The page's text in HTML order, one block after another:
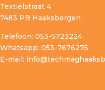
Textielstraat 4
7483 PB Haaksbergen
Telefoon: 053-5723224
Whatsapp: 053-7676275
E-mail: